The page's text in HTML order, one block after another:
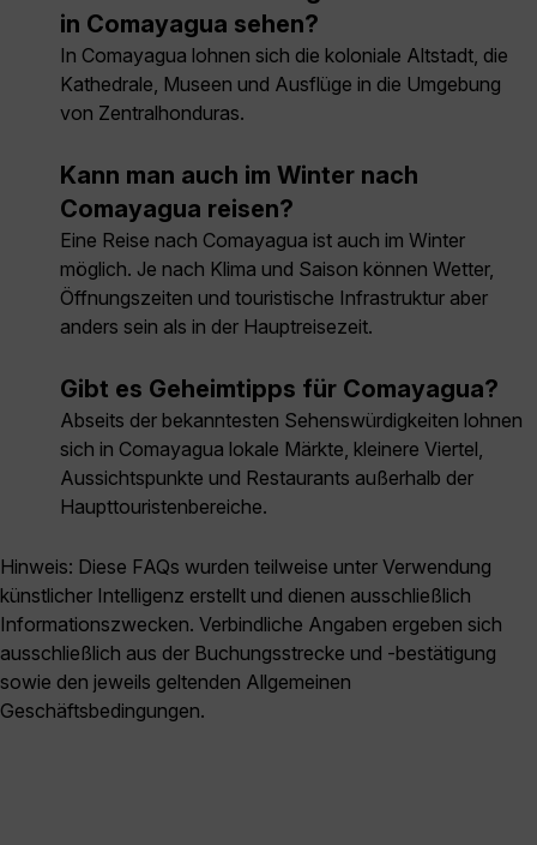
in Comayagua sehen?
In Comayagua lohnen sich die koloniale Altstadt, die
Kathedrale, Museen und Ausflüge in die Umgebung
von Zentralhonduras.
Kann man auch im Winter nach
Comayagua reisen?
Eine Reise nach Comayagua ist auch im Winter
möglich. Je nach Klima und Saison können Wetter,
Öffnungszeiten und touristische Infrastruktur aber
anders sein als in der Hauptreisezeit.
Gibt es Geheimtipps für Comayagua?
Abseits der bekanntesten Sehenswürdigkeiten lohnen
sich in Comayagua lokale Märkte, kleinere Viertel,
Aussichtspunkte und Restaurants außerhalb der
Haupttouristenbereiche.
Hinweis: Diese FAQs wurden teilweise unter Verwendung
künstlicher Intelligenz erstellt und dienen ausschließlich
Informationszwecken. Verbindliche Angaben ergeben sich
ausschließlich aus der Buchungsstrecke und -bestätigung
sowie den jeweils geltenden Allgemeinen
Geschäftsbedingungen.